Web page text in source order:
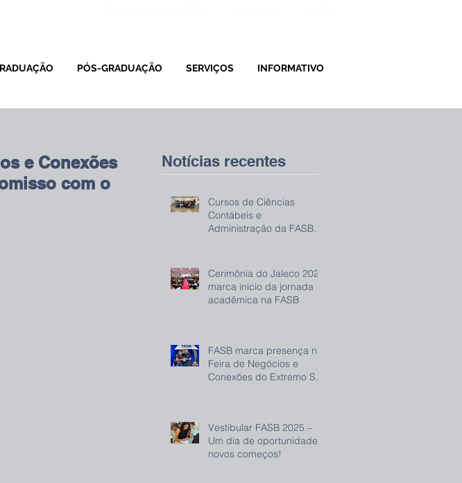
PÓS-GRADUAÇÃO SERVIÇOS INFORMATIVO
e Conexões
com o
Notícias recentes
Cursos de Ciências
Contábeis e
Administração da FASB
Cerimônia do Jaleco 2026
marca início da jornada
acadêmica na FASB
FASB marca presença na
Feira de Negócios e
Conexões do Extremo Sul
Vestibular FASB 2025 –
Um dia de oportunidade e
novos começos!